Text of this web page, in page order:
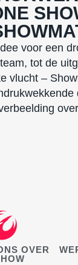
voor een
tot de
vlucht –
OVER